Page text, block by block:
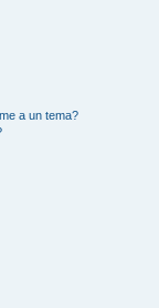
a un tema?